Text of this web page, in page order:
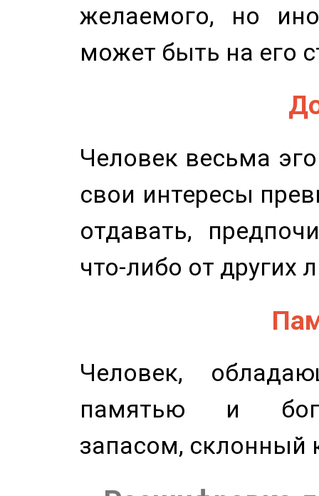
желаемого, но
может быть на его
Человек весьма
свои интересы
отдавать,
что-либо от других
Человек,
памятью и
запасом, склонный